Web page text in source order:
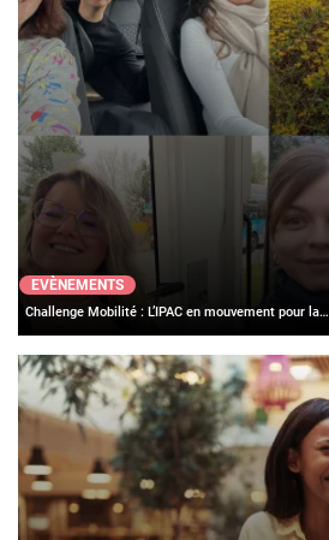
EVÈNEMENTS
Challenge Mobilité : L’IPAC en mouvement pour la…